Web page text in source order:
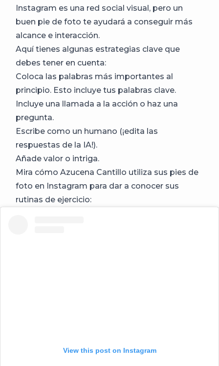
Instagram es una red social visual, pero un
buen pie de foto te ayudará a conseguir más
alcance e interacción.
Aquí tienes algunas estrategias clave que
debes tener en cuenta:
Coloca las palabras más importantes al
principio. Esto incluye tus palabras clave.
Incluye una llamada a la acción o haz una
pregunta.
Escribe como un humano (¡edita las
respuestas de la IA!).
Añade valor o intriga.
Mira cómo Azucena Cantillo utiliza sus pies de
foto en Instagram para dar a conocer sus
rutinas de ejercicio:
View this post on Instagram